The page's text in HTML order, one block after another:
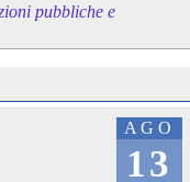
pubbliche e
AGO
13